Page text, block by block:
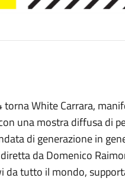
White Carrara,
una mostra diffusa di
di generazione in
da Domenico
da tutto il mondo,